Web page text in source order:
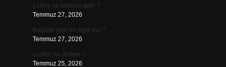
Lebriz ne anlama gelir ?
Temmuz 27, 2026
Kuğular etçil mi otçul mu ?
Temmuz 27, 2026
Lustral ne demek ?
Temmuz 25, 2026